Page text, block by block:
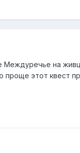
на
проще этот квест